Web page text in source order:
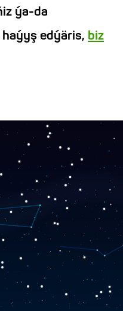
ýa-da
edýäris, biz